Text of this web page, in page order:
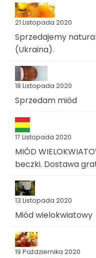
21 Listopada 2020
Sprzedajemy
(Ukraina).
18 Listopada 2020
Sprzedam miód
17 Listopada 2020
MIÓD
beczki. Dostawa
13 Listopada 2020
Miód wielokwiatowy
19 Października 2020